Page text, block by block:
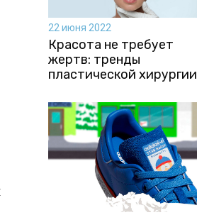
22 июня 2022
Красота не требует
жертв: тренды
пластической хирургии